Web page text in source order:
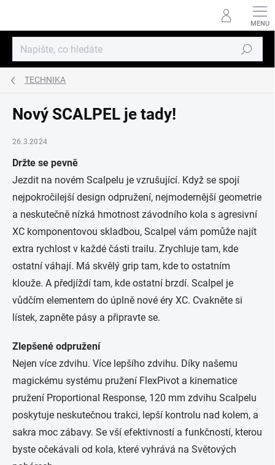
Hledat
TECHNIKA
Nový SCALPEL je tady!
26.3.2024
Držte se pevně
Jezdit na novém Scalpelu je vzrušující. Když se spojí
nejpokročilejší design odpružení, nejmodernější geometrie
a neskutečně nízká hmotnost závodního kola s agresivní
XC komponentovou skladbou, Scalpel vám pomůže najít
extra rychlost v každé části trailu. Zrychluje tam, kde
ostatní váhají. Má skvělý grip tam, kde to ostatním
klouže. A předjíždí tam, kde ostatní brzdí. Scalpel je
vůdčím elementem do úplně nové éry XC. Cvakněte si
lístek, zapněte pásy a připravte se.
Zlepšené odpružení
Nejen více zdvihu. Více lepšího zdvihu. Díky našemu
magickému systému pružení FlexPivot a kinematice
pružení Proportional Response, 120 mm zdvihu Scalpelu
poskytuje neskutečnou trakci, lepší kontrolu nad kolem, a
sakra moc zábavy. Se vší efektivností a funkčností, kterou
byste očekávali od kola, které vyhrává na Světových